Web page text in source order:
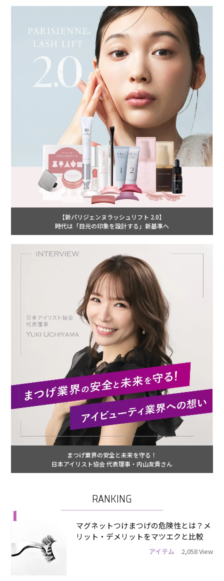
【新パリジェンヌラッシュリフト 2.0】
時代は「目元の印象を設計する」新基準へ
まつげ業界の安全と未来を守る！
日本アイリスト協会 代表理事・内山友貴さん
RANKING
1
マグネットつけまつげの危険性とは？メ
リット・デメリットをマツエクと比較
アイテム 2,058 View